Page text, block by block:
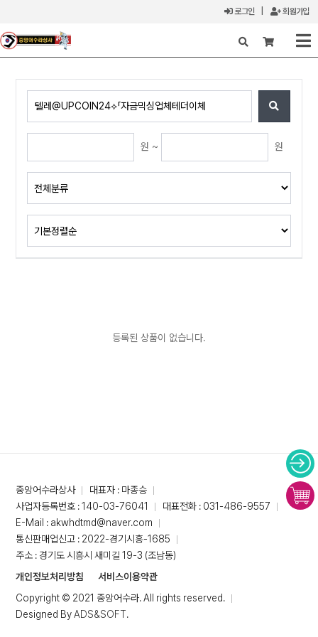
로그인 회원가입
X
원 ~ 원
등록된 상품이 없습니다.
중앙어수라상사
대표자 : 마종승
사업자등록번호 : 140-03-76041
대표전화 : 031-486-9557
E-Mail : akwhdtmd@naver.com
통신판매업신고 : 2022-경기시흥-1685
주소 : 경기도 시흥시 새미길 19-3 (조남동)
개인정보처리방침
서비스이용약관
Copyright © 2021 중앙어수라. All rights reserved.
Designed ByADS&SOFT.